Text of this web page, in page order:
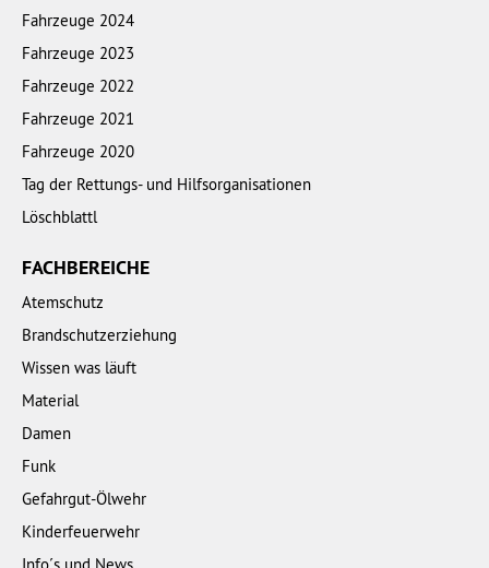
Fahrzeuge 2024
Fahrzeuge 2023
Fahrzeuge 2022
Fahrzeuge 2021
Fahrzeuge 2020
Tag der Rettungs- und Hilfsorganisationen
Löschblattl
FACHBEREICHE
Atemschutz
Brandschutzerziehung
Wissen was läuft
Material
Damen
Funk
Gefahrgut-Ölwehr
Kinderfeuerwehr